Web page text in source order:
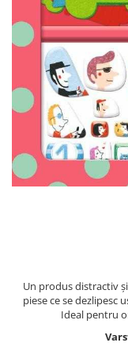
Nisip kinetic
Jucarii interactive
Proiector pentru copii
Instrumente
Caruseluri muzicale
Joc de rol
Storytelling
Bucatarii pentru copii
Banc de lucru pentru
Papusi si Bebelusi
Animale de jucarie
Jucarii cu Dinozauri
Cadou copii 8 ani
Cadou copii 9 ani
Cadou copii 10 ani
Cadou copii 11 ani
Cadou copii 12 ani
Un produs distractiv
piese ce se dezlipesc
Ideal pentru